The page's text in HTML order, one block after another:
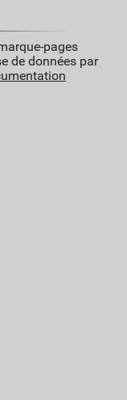
pages
de données par